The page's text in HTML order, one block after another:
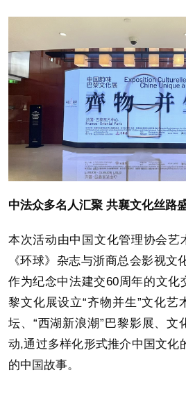
中法众多名人汇聚 共襄文化丝路
本次活动由中国文化管理协会艺
《环球》杂志与浙商总会影视文
作为纪念中法建交60周年的文化
黎文化展设立“齐物并生”文化艺
坛、“西湖新浪潮”巴黎影展、文
动,通过多样化形式推介中国文化
的中国故事。